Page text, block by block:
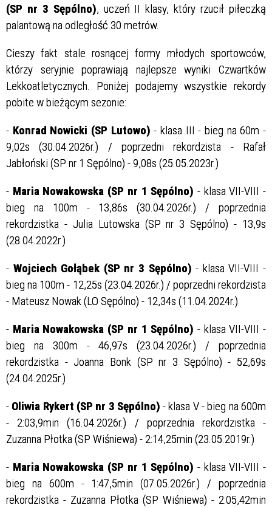
(SP nr 3 Sępólno), uczeń II klasy, który rzucił piłeczką
palantową na odległość 30 metrów.
Cieszy fakt stale rosnącej formy młodych sportowców,
którzy seryjnie poprawiają najlepsze wyniki Czwartków
Lekkoatletycznych. Poniżej podajemy wszystkie rekordy
pobite w bieżącym sezonie:
- Konrad Nowicki (SP Lutowo) - klasa III - bieg na 60m -
9,02s (30.04.2026r.) / poprzedni rekordzista - Rafał
Jabłoński (SP nr 1 Sępólno) - 9,08s (25.05.2023r.)
- Maria Nowakowska (SP nr 1 Sępólno) - klasa VII-VIII -
bieg na 100m - 13,86s (30.04.2026r.) / poprzednia
rekordzistka - Julia Lutowska (SP nr 3 Sępólno) - 13,9s
(28.04.2022r.)
- Wojciech Gołąbek (SP nr 3 Sępólno) - klasa VII-VIII -
bieg na 100m - 12,25s (23.04.2026r.) / poprzedni rekordzista
- Mateusz Nowak (LO Sępólno) - 12,34s (11.04.2024r.)
- Maria Nowakowska (SP nr 1 Sępólno) - klasa VII-VIII -
bieg na 300m - 46,97s (23.04.2026r.) / poprzednia
rekordzistka - Joanna Bonk (SP nr 3 Sępólno) - 52,69s
(24.04.2025r.)
- Oliwia Rykert (SP nr 3 Sępólno) - klasa V - bieg na 600m
- 2:03,9min (16.04.2026r.) / poprzednia rekordzistka -
Zuzanna Płotka (SP Wiśniewa) - 2:14,25min (23.05.2019r.)
- Maria Nowakowska (SP nr 1 Sępólno) - klasa VII-VIII -
bieg na 600m - 1:47,5min (07.05.2026r.) / poprzednia
rekordzistka - Zuzanna Płotka (SP Wiśniewa) - 2:05,42min